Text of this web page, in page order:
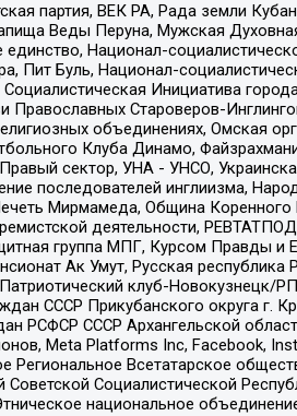
партия, ВЕК РА, Рада земли
Веды Перуна, Мужская
единство, Национал-
Пит Буль, Национал-
Инициатива
Православных Староверов-
объединениях, Омская
Клуба Динамо,
сектор, УНА - УНСО,
последователей инглиизма,
Мирмамеда, Община
деятельности,
группа МПГ, Курсом Правды и
Ак Умут, Русская
клуб-
СССР Прикубанского округа г.
РСФСР СССР Архангельской
Meta Platforms Inc, Facebook,
Региональное Всетатарское
Советской Социалистической
национальное